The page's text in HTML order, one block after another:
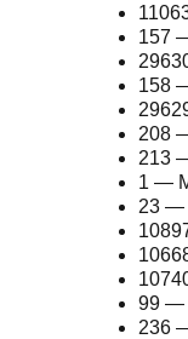
157
158
208
213
1 —
23 —
99 —
236